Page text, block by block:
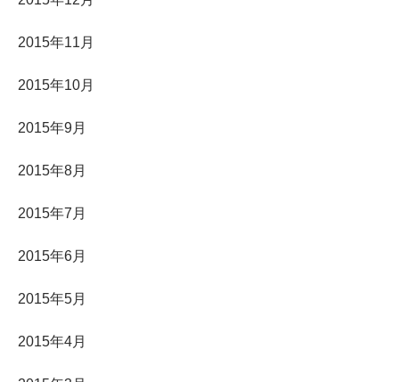
2015年11月
2015年10月
2015年9月
2015年8月
2015年7月
2015年6月
2015年5月
2015年4月